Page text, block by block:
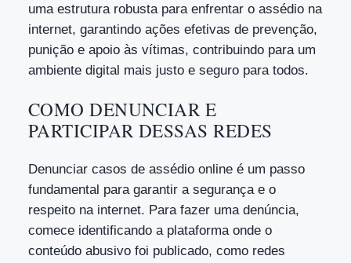
uma estrutura robusta para enfrentar o assédio na
internet, garantindo ações efetivas de prevenção,
punição e apoio às vítimas, contribuindo para um
ambiente digital mais justo e seguro para todos.
COMO DENUNCIAR E
PARTICIPAR DESSAS REDES
Denunciar casos de assédio online é um passo
fundamental para garantir a segurança e o
respeito na internet. Para fazer uma denúncia,
comece identificando a plataforma onde o
conteúdo abusivo foi publicado, como redes